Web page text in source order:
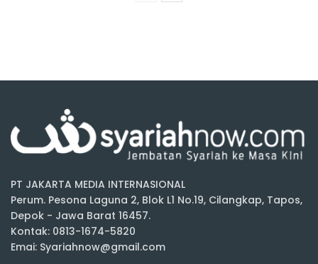
PT JAKARTA MEDIA INTERNASIONAL
Perum. Pesona Laguna 2, Blok L1 No.19, Cilangkap, Tapos,
Depok - Jawa Barat 16457.
Kontak: 0813-1674-5820
Emai: Syariahnow@gmail.com